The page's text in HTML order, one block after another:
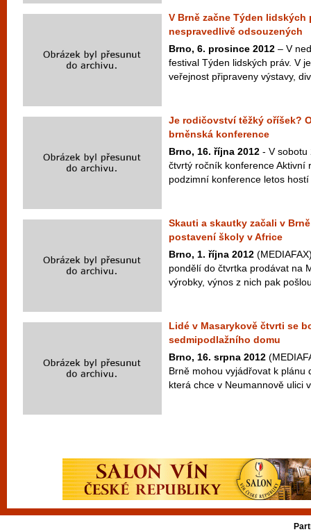
V Brně začne Týden lidských
nespravedlivě odsouzených
Brno, 6. prosince 2012 – V
festival Týden lidských práv. V
veřejnost připraveny výstavy,
Je rodičovství těžký oříšek?
brněnská konference
Brno, 16. října 2012 - V sobotu
čtvrtý ročník konference Aktivní
podzimní konference letos
Skauti a skautky začali v
postavení školy v Africe
Brno, 1. října 2012
pondělí do čtvrtka prodávat na
výrobky, výnos z nich pak
Lidé v Masarykově čtvrti se
sedmipodlažního domu
Brno, 16. srpna 2012
Brně mohou vyjádřovat k plánu
která chce v Neumannově ulici